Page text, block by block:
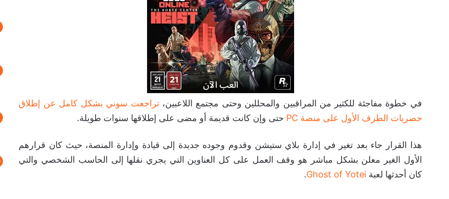
في خطوة مفاجئة للكثير من المراقبين والمحللين وحتى مجتمع اللاعبين،تراجعت سوني بشكل كامل عن إطلاق
حصريات الطرف الأول على منصة PC
حتى وإن كانت قديمة أو مضى على إطلاقها سنوات طويلة.
هذا القرار جاء بعد تغير في إدارة بلاي ستيشن وقدوم وجوده جديدة إلى قيادة وإدارة المنصة، حيث كان قرارهم
الأول الغير معلن بشكل مباشر هو وقف العمل على كل العناوين التي يجري نقلها إلى الحاسب الشخصي والتي
كان أحدثها لعبةGhost of Yotei
.